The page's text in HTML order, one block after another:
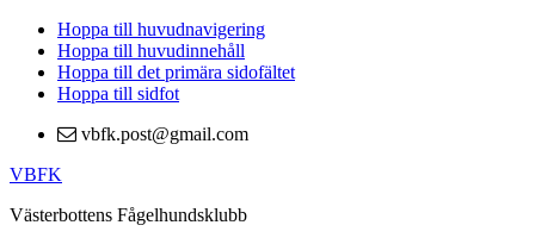
Hoppa till huvudnavigering
Hoppa till huvudinnehåll
Hoppa till det primära sidofältet
Hoppa till sidfot
vbfk.post@gmail.com
VBFK
Västerbottens Fågelhundsklubb